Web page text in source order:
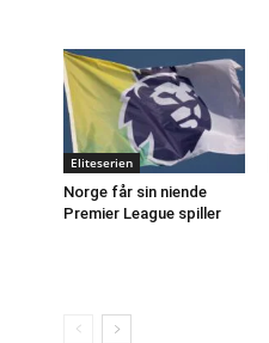
Eliteserien
Norge får sin niende
Premier League spiller